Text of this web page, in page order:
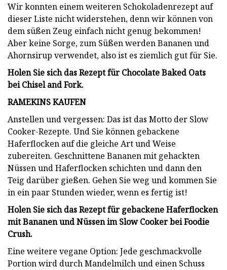
Wir konnten einem weiteren Schokoladenrezept auf
dieser Liste nicht widerstehen, denn wir können von
dem süßen Zeug einfach nicht genug bekommen!
Aber keine Sorge, zum Süßen werden Bananen und
Ahornsirup verwendet, also ist es ziemlich gut für Sie.
Holen Sie sich das Rezept für Chocolate Baked Oats
bei Chisel and Fork.
RAMEKINS KAUFEN
Anstellen und vergessen: Das ist das Motto der Slow
Cooker-Rezepte. Und Sie können gebackene
Haferflocken auf die gleiche Art und Weise
zubereiten. Geschnittene Bananen mit gehackten
Nüssen und Haferflocken schichten und dann den
Teig darüber gießen. Gehen Sie weg und kommen Sie
in ein paar Stunden wieder, wenn es fertig ist!
Holen Sie sich das Rezept für gebackene Haferflocken
mit Bananen und Nüssen im Slow Cooker bei Foodie
Crush.
Eine weitere vegane Option: Jede geschmackvolle
Portion wird durch Mandelmilch und einen Schuss